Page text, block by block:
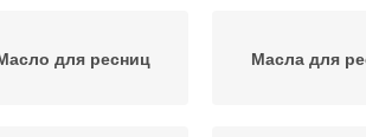
для ресниц Масла для